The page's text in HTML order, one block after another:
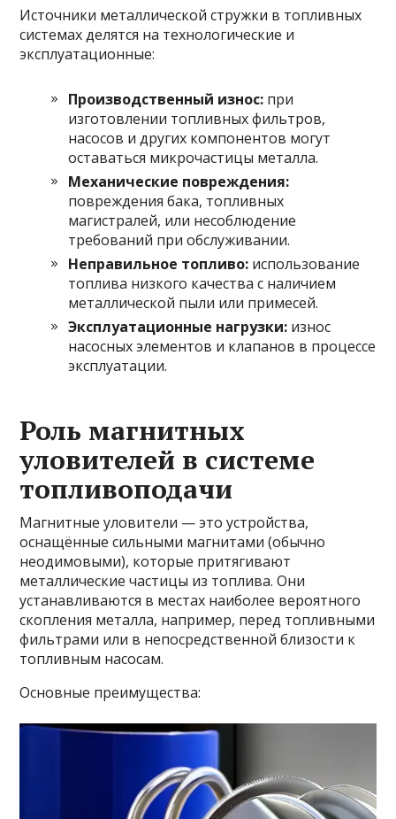
Источники металлической стружки в топливных
системах делятся на технологические и
эксплуатационные:
Производственный износ: при
изготовлении топливных фильтров,
насосов и других компонентов могут
оставаться микрочастицы металла.
Механические повреждения:
повреждения бака, топливных
магистралей, или несоблюдение
требований при обслуживании.
Неправильное топливо: использование
топлива низкого качества с наличием
металлической пыли или примесей.
Эксплуатационные нагрузки: износ
насосных элементов и клапанов в процессе
эксплуатации.
Роль магнитных
уловителей в системе
топливоподачи
Магнитные уловители — это устройства,
оснащённые сильными магнитами (обычно
неодимовыми), которые притягивают
металлические частицы из топлива. Они
устанавливаются в местах наиболее вероятного
скопления металла, например, перед топливными
фильтрами или в непосредственной близости к
топливным насосам.
Основные преимущества: